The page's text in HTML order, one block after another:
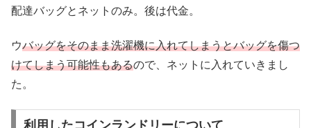
配達バッグとネットのみ。後は代金。
ウバッグをそのまま洗濯機に入れてしまうとバッグを傷つ
けてしまう可能性もあるので、ネットに入れていきまし
た。